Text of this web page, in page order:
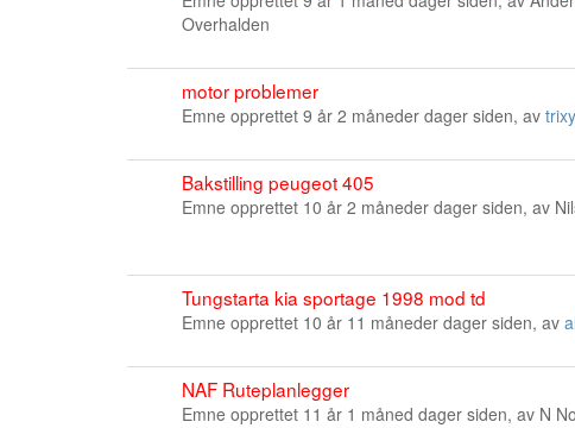
Overhalden
motor problemer
Emne opprettet 9 år 2 måneder dager siden, av
Bakstilling peugeot 405
Emne opprettet 10 år 2 måneder dager siden, av
Tungstarta kia sportage 1998 mod td
Emne opprettet 10 år 11 måneder dager siden, av
NAF Ruteplanlegger
Emne opprettet 11 år 1 måned dager siden, av N